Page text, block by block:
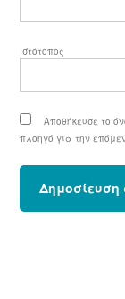
Ιστότοπος
Αποθήκευσε το
πλοηγό για την